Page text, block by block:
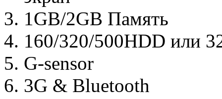
1GB/2GB Память
160/320/500HDD или
G-sensor
3G & Bluetooth